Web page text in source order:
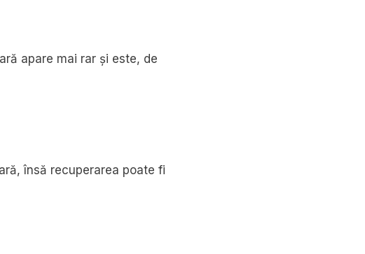
apare mai rar și este, de
însă recuperarea poate fi